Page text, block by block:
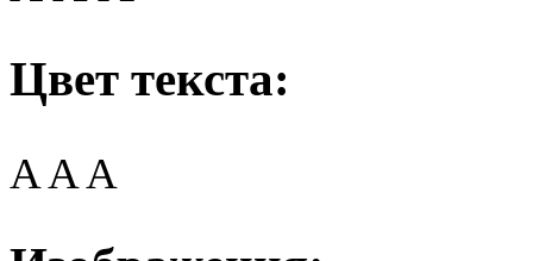
Цвет текста:
AAA